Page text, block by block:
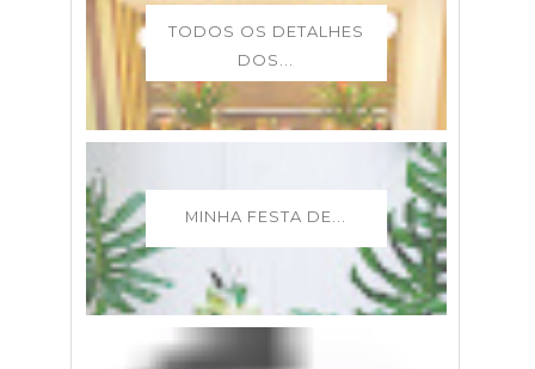
TODOS OS DETALHES
DOS...
MINHA FESTA DE...